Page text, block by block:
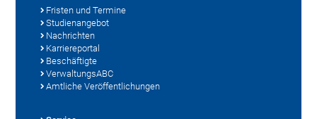
Fristen und Termine
Studienangebot
Nachrichten
Karriereportal
Beschäftigte
VerwaltungsABC
Amtliche Veröffentlichungen